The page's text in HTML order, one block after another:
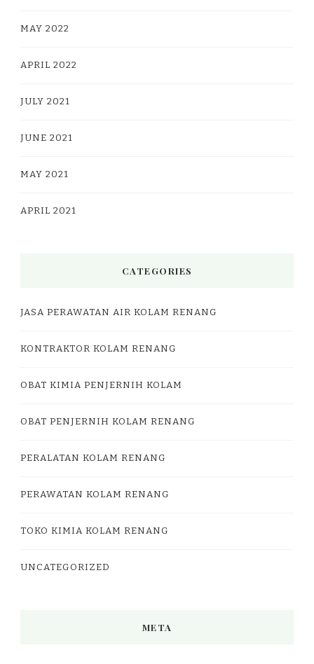
MAY 2022
APRIL 2022
JULY 2021
JUNE 2021
MAY 2021
APRIL 2021
CATEGORIES
JASA PERAWATAN AIR KOLAM RENANG
KONTRAKTOR KOLAM RENANG
OBAT KIMIA PENJERNIH KOLAM
OBAT PENJERNIH KOLAM RENANG
PERALATAN KOLAM RENANG
PERAWATAN KOLAM RENANG
TOKO KIMIA KOLAM RENANG
UNCATEGORIZED
META